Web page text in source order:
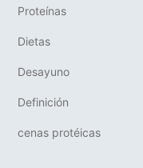
Proteínas
Dietas
Desayuno
Definición
cenas protéicas